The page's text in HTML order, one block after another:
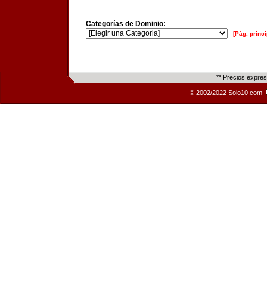
Categorías de Dominio:
[Pág.
** Precios
© 2002/2022 Solo10.com